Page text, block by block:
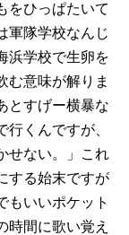
をひっぱたいて
軍隊学校なんじ
浜学校で生卵を
む意味が解りま
とすげー横暴な
くんですが、
せない。」これ
する始末ですが
もいいポケット
時間に歌い覚え